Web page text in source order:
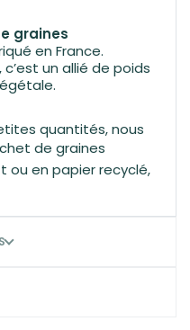
graines
en France.
un allié de poids
quantités, nous
de graines
ou en papier recyclé,